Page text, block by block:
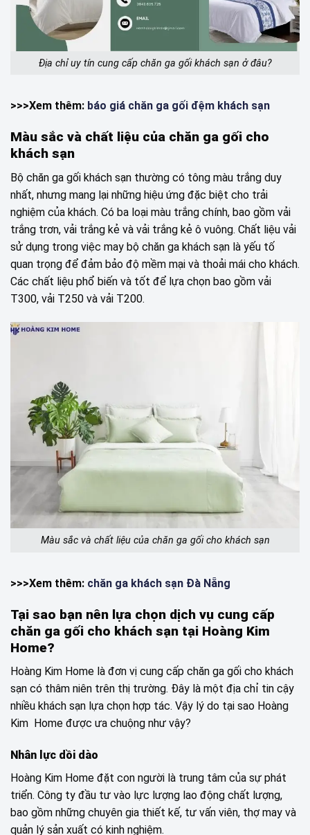
Địa chỉ uy tín cung cấp chăn ga gối khách sạn ở đâu?
>>>Xem thêm: báo giá chăn ga gối đệm khách sạn
Màu sắc và chất liệu của chăn ga gối cho
khách sạn
Bộ chăn ga gối khách sạn thường có tông màu trắng duy
nhất, nhưng mang lại những hiệu ứng đặc biệt cho trải
nghiệm của khách. Có ba loại màu trắng chính, bao gồm vải
trắng trơn, vải trắng kẻ và vải trắng kẻ ô vuông. Chất liệu vải
sử dụng trong việc may bộ chăn ga khách sạn là yếu tố
quan trọng để đảm bảo độ mềm mại và thoải mái cho khách.
Các chất liệu phổ biến và tốt để lựa chọn bao gồm vải
T300, vải T250 và vải T200.
Màu sắc và chất liệu của chăn ga gối cho khách sạn
>>>Xem thêm: chăn ga khách sạn Đà Nẵng
Tại sao bạn nên lựa chọn dịch vụ cung cấp
chăn ga gối cho khách sạn tại Hoàng Kim
Home?
Hoàng Kim Home là đơn vị cung cấp chăn ga gối cho khách
sạn có thâm niên trên thị trường. Đây là một địa chỉ tin cậy
nhiều khách sạn lựa chọn hợp tác. Vậy lý do tại sao Hoàng
Kim Home được ưa chuộng như vậy?
Nhân lực dồi dào
Hoàng Kim Home đặt con người là trung tâm của sự phát
triển. Công ty đầu tư vào lực lượng lao động chất lượng,
bao gồm những chuyên gia thiết kế, tư vấn viên, thợ may và
quản lý sản xuất có kinh nghiệm.